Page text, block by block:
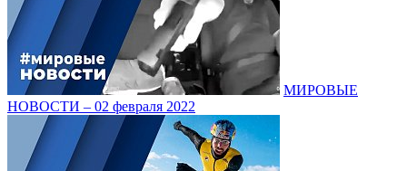
МИРОВЫЕ
НОВОСТИ – 02 февраля 2022